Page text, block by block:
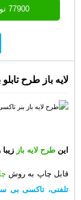
77900 تومان
لایه باز طرح
این طرح لایه باز
قابل چاپ به روش
تلفنی، تاکسی بی